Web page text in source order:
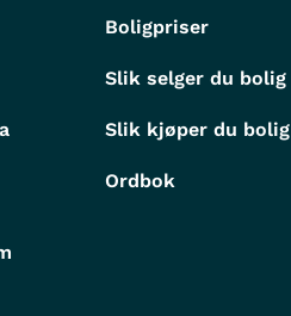
Boligpriser
Slik selger du bolig
Slik kjøper du bolig
Ordbok